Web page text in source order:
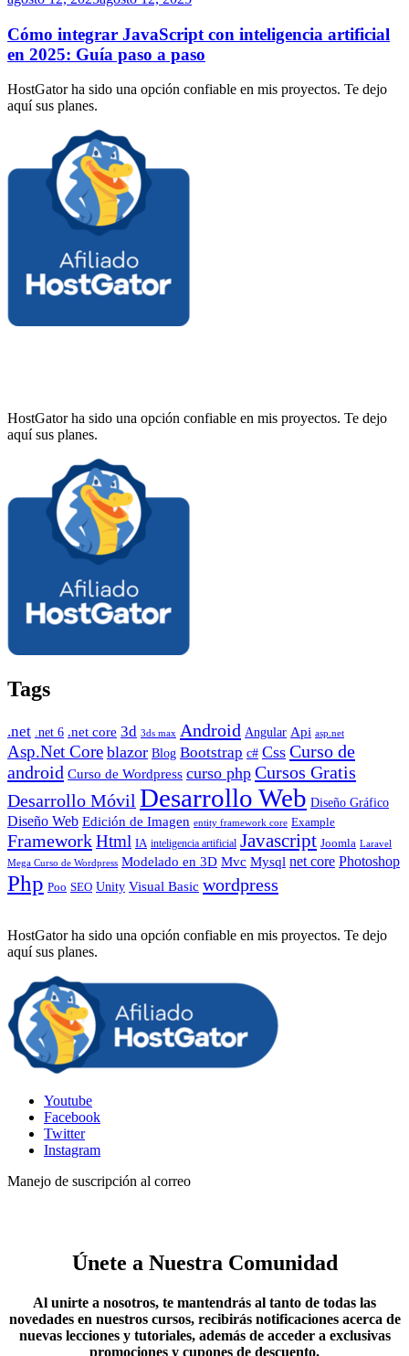
Cómo integrar JavaScript con inteligencia artificial
en 2025: Guía paso a paso
HostGator ha sido una opción confiable en mis proyectos. Te dejo
aquí sus planes.
HostGator ha sido una opción confiable en mis proyectos. Te dejo
aquí sus planes.
Tags
.net .net 6 .net core 3d 3ds max Android Angular Api asp.net
Asp.Net Core blazor Blog Bootstrap c# Css Curso de
android Curso de Wordpress curso php Cursos Gratis
Desarrollo Móvil Desarrollo Web Diseño Gráfico
Diseño Web Edición de Imagen entity framework core Example
FrameworkHtml IA inteligencia artificial Javascript Joomla Laravel
Mega Curso de Wordpress Modelado en 3D Mvc Mysql net core Photoshop
Php Poo SEO Unity Visual Basic wordpress
HostGator ha sido una opción confiable en mis proyectos. Te dejo
aquí sus planes.
Youtube
Facebook
Twitter
Instagram
Manejo de suscripción al correo
Únete a Nuestra Comunidad
Al unirte a nosotros, te mantendrás al tanto de todas las
novedades en nuestros cursos, recibirás notificaciones acerca de
nuevas lecciones y tutoriales, además de acceder a exclusivas
promociones y cupones de descuento.